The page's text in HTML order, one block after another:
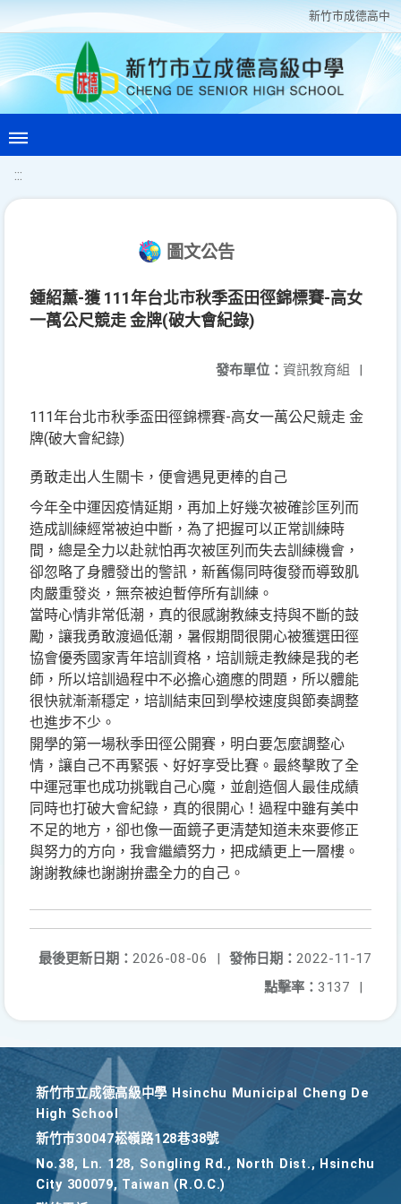
新竹巿成德高中
:::
圖文公告
鍾紹薰-獲 111年台北市秋季盃田徑錦標賽-高女
一萬公尺競走 金牌(破大會紀錄)
發布單位： 資訊教育組 |
111年台北市秋季盃田徑錦標賽-高女一萬公尺競走 金
牌(破大會紀錄)
勇敢走出人生關卡，便會遇見更棒的自己
今年全中運因疫情延期，再加上好幾次被確診匡列而
造成訓練經常被迫中斷，為了把握可以正常訓練時
間，總是全力以赴就怕再次被匡列而失去訓練機會，
卻忽略了身體發出的警訊，新舊傷同時復發而導致肌
肉嚴重發炎，無奈被迫暫停所有訓練。
當時心情非常低潮，真的很感謝教練支持與不斷的鼓
勵，讓我勇敢渡過低潮，暑假期間很開心被獲選田徑
協會優秀國家青年培訓資格，培訓競走教練是我的老
師，所以培訓過程中不必擔心適應的問題，所以體能
很快就漸漸穩定，培訓結束回到學校速度與節奏調整
也進步不少。
開學的第一場秋季田徑公開賽，明白要怎麼調整心
情，讓自己不再緊張、好好享受比賽。最終擊敗了全
中運冠軍也成功挑戰自己心魔，並創造個人最佳成績
同時也打破大會紀錄，真的很開心！過程中雖有美中
不足的地方，卻也像一面鏡子更清楚知道未來要修正
與努力的方向，我會繼續努力，把成績更上一層樓。
謝謝教練也謝謝拚盡全力的自己。
發佈日期： 2022-11-17
最後更新日期： 2026-08-06
|
點擊率： 3137 |
新竹巿立成德高級中學 Hsinchu Municipal Cheng De
High School
新竹巿30047崧嶺路128巷38號
No.38, Ln. 128, Songling Rd., North Dist., Hsinchu
City 300079, Taiwan (R.O.C.)